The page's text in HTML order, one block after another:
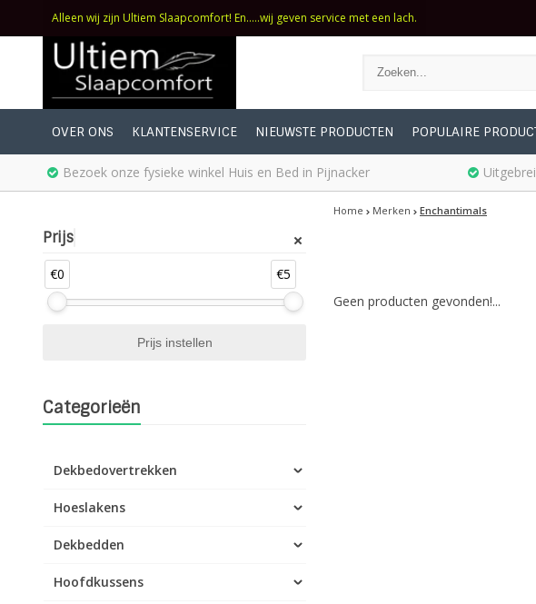
Alleen wij zijn Ultiem Slaapcomfort! En.....wij geven service met een lach.
OVER ONS KLANTENSERVICE NIEUWSTE PRODUCTEN POPULAIRE
Bezoek onze fysieke winkel Huis en Bed in Pijnacker
Prijs
€0 €5
Categorieën
Dekbedovertrekken
Hoeslakens
Dekbedden
Hoofdkussens
Home Merken Enchantimals
Geen producten gevonden!...